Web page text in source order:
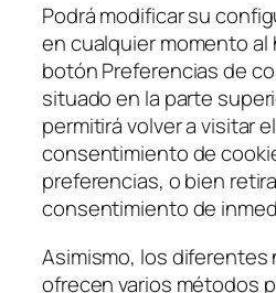
Podrá modificar su
en cualquier momento al
botón Preferencias de
situado en la parte
permitirá volver a visitar
consentimiento de
preferencias, o bien
consentimiento de
Asimismo, los diferentes
ofrecen varios métodos